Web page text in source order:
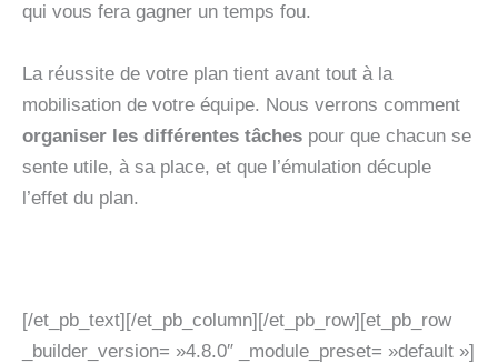
qui vous fera gagner un temps fou.
La réussite de votre plan tient avant tout à la
mobilisation de votre équipe. Nous verrons comment
organiser les différentes tâches pour que chacun se
sente utile, à sa place, et que l’émulation décuple
l’effet du plan.
[/et_pb_text][/et_pb_column][/et_pb_row][et_pb_row
_builder_version= »4.8.0″ _module_preset= »default »]